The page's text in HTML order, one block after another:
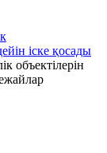
іске қосады
объектілерін